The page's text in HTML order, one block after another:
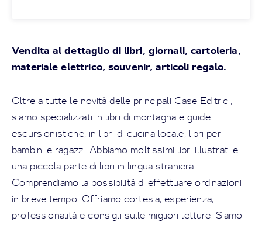
Vendita al dettaglio di libri, giornali, cartoleria,
materiale elettrico, souvenir, articoli regalo.
Oltre a tutte le novità delle principali Case Editrici,
siamo specializzati in libri di montagna e guide
escursionistiche, in libri di cucina locale, libri per
bambini e ragazzi. Abbiamo moltissimi libri illustrati e
una piccola parte di libri in lingua straniera.
Comprendiamo la possibilità di effettuare ordinazioni
in breve tempo. Offriamo cortesia, esperienza,
professionalità e consigli sulle migliori letture. Siamo